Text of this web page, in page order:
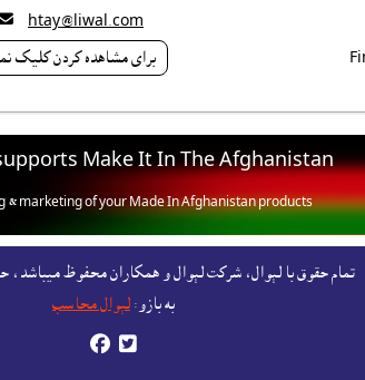
htay@liwal.com
براى مشاهده کردن کليک
Make It In The Afghanistan
& marketing of your Made In Afghanistan products,
تمام حقوق با لېوال، شرکت لېوال و همکاران محفوظ ميباشد، حق
به بازو: لېوال محاسب
 